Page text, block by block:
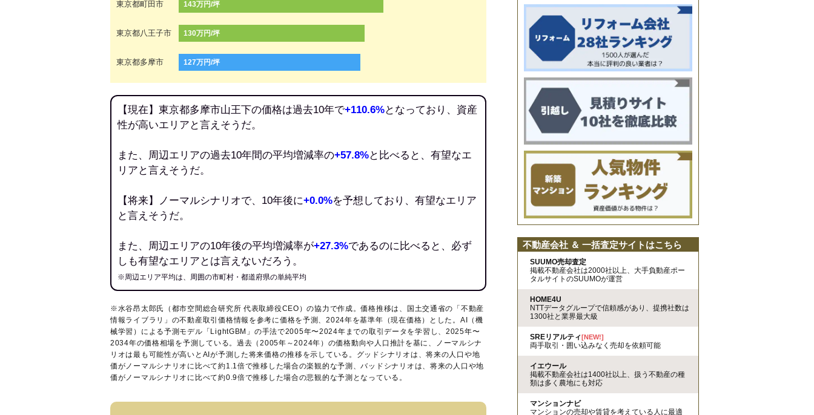
東京都町田市 143万円/坪
東京都八王子市 130万円/坪
東京都多摩市 127万円/坪
【現在】東京都多摩市山王下の価格は過去10年で+110.6%となっており、資産
性が高いエリアと言えそうだ。
また、周辺エリアの過去10年間の平均増減率の+57.8%と比べると、有望なエ
リアと言えそうだ。
【将来】ノーマルシナリオで、10年後に+0.0%を予想しており、有望なエリア
と言えそうだ。
また、周辺エリアの10年後の平均増減率が+27.3%であるのに比べると、必ず
しも有望なエリアとは言えないだろう。
※周辺エリア平均は、周囲の市町村・都道府県の単純平均
※水谷昂太郎氏（都市空間総合研究所 代表取締役CEO）の協力で作成。価格推移は、国土交通省の「 不動産
情報ライブラリ 」の不動産取引価格情報を参考に価格を予測、2024年を基準年（現在価格）とした。AI（機
械学習）による予測モデル「LightGBM」の手法で2005年〜2024年までの取引データを学習し、2025年〜
2034年の価格相場を予測している。過去（2005年～2024年）の価格動向や人口推計を基に、ノーマルシナ
リオは最も可能性が高いとAIが予測した将来価格の推移を示している。グッドシナリオは、将来の人口や地
価がノーマルシナリオに比べて約1.1倍で推移した場合の楽観的な予測、バッドシナリオは、将来の人口や地
価がノーマルシナリオに比べて約0.9倍で推移した場合の悲観的な予測となっている。
不動産会社 ＆ 一括査定サイトはこちら
SUUMO売却査定
掲載不動産会社は2000社以上、大手負動産ポー
タルサイトのSUUMOが運営
HOME4U
NTTデータグループで信頼感があり、提携社数は
1300社と業界最大級
SREリアルティ[NEW!]
両手取引・囲い込みなく売却を依頼可能
イエウール
掲載不動産会社は1400社以上、扱う不動産の種
類は多く農地にも対応
マンションナビ
マンションの売却や賃貸を考えている人に最適